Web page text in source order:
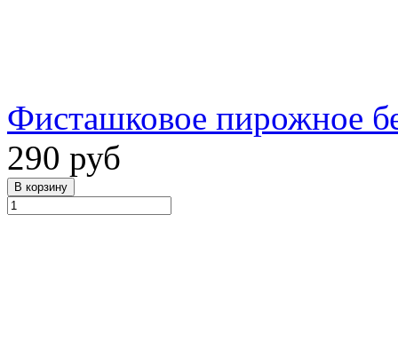
Фисташковое пирожное
290 руб